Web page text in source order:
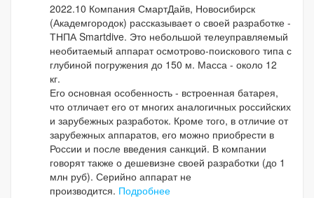
2022.10 Компания СмартДайв, Новосибирск
(Академгородок) рассказывает о своей разработке -
ТНПА Smartdive. Это небольшой телеуправляемый
необитаемый аппарат осмотрово-поискового типа с
глубиной погружения до 150 м. Масса - около 12
кг.
Его основная особенность - встроенная батарея,
что отличает его от многих аналогичных российских
и зарубежных разработок. Кроме того, в отличие от
зарубежных аппаратов, его можно приобрести в
России и после введения санкций. В компании
говорят также о дешевизне своей разработки (до 1
млн руб). Серийно аппарат не
производится. Подробнее